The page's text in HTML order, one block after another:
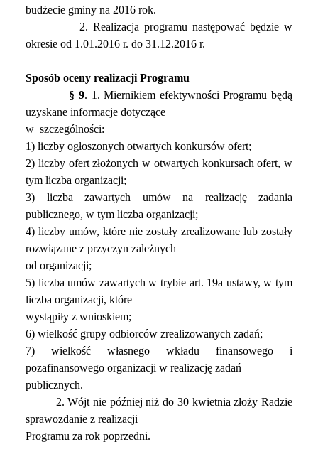
budżecie gminy na 2016 rok.
2. Realizacja programu następować będzie w
okresie od 1.01.2016 r. do 31.12.2016 r.
Sposób oceny realizacji Programu
§ 9. 1. Miernikiem efektywności Programu będą
uzyskane informacje dotyczące
w szczególności:
1) liczby ogłoszonych otwartych konkursów ofert;
2) liczby ofert złożonych w otwartych konkursach ofert, w
tym liczba organizacji;
3) liczba zawartych umów na realizację zadania
publicznego, w tym liczba organizacji;
4) liczby umów, które nie zostały zrealizowane lub zostały
rozwiązane z przyczyn zależnych
od organizacji;
5) liczba umów zawartych w trybie art. 19a ustawy, w tym
liczba organizacji, które
wystąpiły z wnioskiem;
6) wielkość grupy odbiorców zrealizowanych zadań;
7) wielkość własnego wkładu finansowego i
pozafinansowego organizacji w realizację zadań
publicznych.
2. Wójt nie później niż do 30 kwietnia złoży Radzie
sprawozdanie z realizacji
Programu za rok poprzedni.